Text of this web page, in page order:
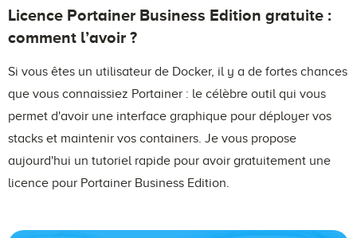
Licence Portainer Business Edition gratuite :
comment l’avoir ?
Si vous êtes un utilisateur de Docker, il y a de fortes chances
que vous connaissiez Portainer : le célèbre outil qui vous
permet d'avoir une interface graphique pour déployer vos
stacks et maintenir vos containers. Je vous propose
aujourd'hui un tutoriel rapide pour avoir gratuitement une
licence pour Portainer Business Edition.